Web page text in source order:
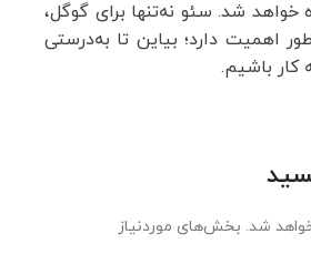
خواهد شد. سئو نه‌تنها برای گوگل،
اهمیت دارد؛ بیاین تا به‌درستی
کار باشیم.
شد. بخش‌های موردنیاز